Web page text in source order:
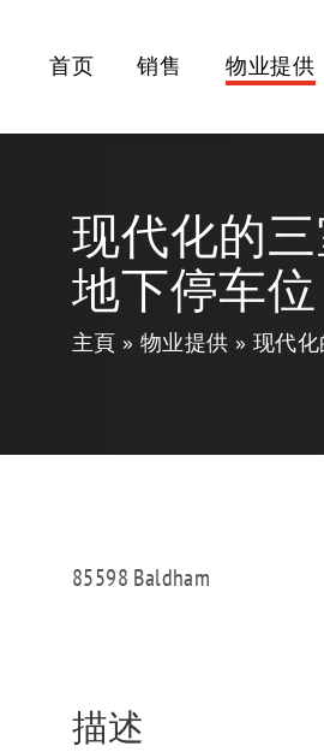
首页 销售 物业提供
现代化的
地下停车位
主頁 物业提供 现代
85598 Baldham
描述